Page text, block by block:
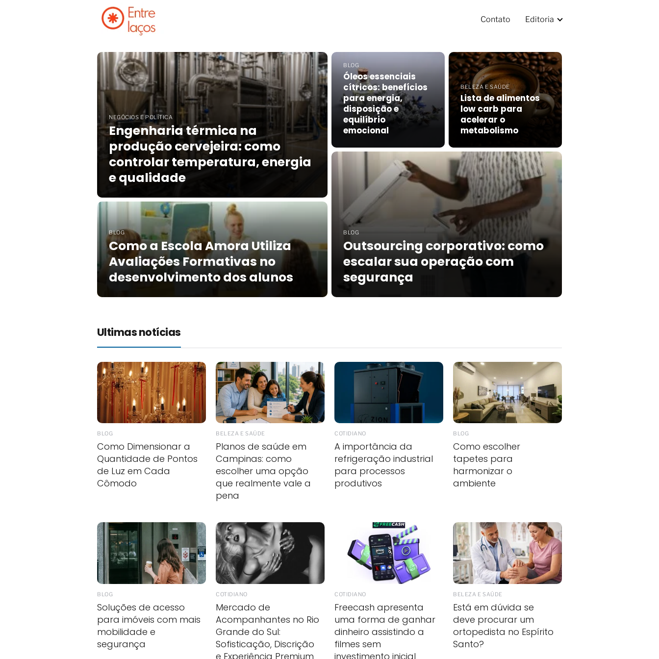
Contato Editoria
NEGÓCIOS E POLÍTICA
Engenharia térmica na
produção cervejeira: como
controlar temperatura, energia
e qualidade
BLOG
Óleos essenciais
cítricos: benefícios
para energia,
disposição e
equilíbrio
emocional
BLOG
Como a Escola Amora Utiliza
Avaliações Formativas no
desenvolvimento dos alunos
BELEZA E SAÚDE
Lista de alimentos
low carb para
acelerar o
metabolismo
BLOG
Outsourcing corporativo: como
escalar sua operação com
segurança
Ultimas notícias
BLOG
Como Dimensionar a
Quantidade de Pontos
de Luz em Cada
Cômodo
BELEZA E SAÚDE
Planos de saúde em
Campinas: como
escolher uma opção
que realmente vale a
pena
COTIDIANO
A importância da
refrigeração industrial
para processos
produtivos
BLOG
Como escolher
tapetes para
harmonizar o
ambiente
BLOG
Soluções de acesso
para imóveis com mais
mobilidade e
segurança
COTIDIANO
Mercado de
Acompanhantes no Rio
Grande do Sul:
Sofisticação, Discrição
e Experiência Premium
COTIDIANO
Freecash apresenta
uma forma de ganhar
dinheiro assistindo a
filmes sem
investimento inicial
BELEZA E SAÚDE
Está em dúvida se
deve procurar um
ortopedista no Espírito
Santo?